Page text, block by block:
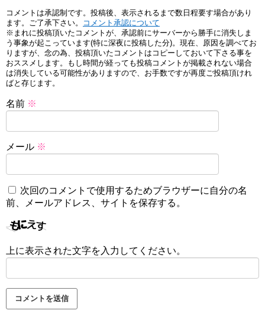
コメントは承認制です。投稿後、表示されるまで数日程要す場合があり
ます。ご了承下さい。
コメント承認について
※まれに投稿頂いたコメントが、承認前にサーバーから勝手に消失しま
う事象が起こっています(特に深夜に投稿した分)。現在、原因を調べてお
りますが、念の為、投稿頂いたコメントはコピーしておいて下さる事を
おススメします。もし時間が経っても投稿コメントが掲載されない場合
は消失している可能性がありますので、お手数ですが再度ご投稿頂けれ
ばと存じます。
名前 ※
メール ※
次回のコメントで使用するためブラウザーに自分の名
前、メールアドレス、サイトを保存する。
上に表示された文字を入力してください。